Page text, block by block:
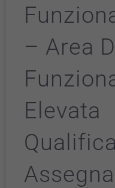
– Area
Elevata